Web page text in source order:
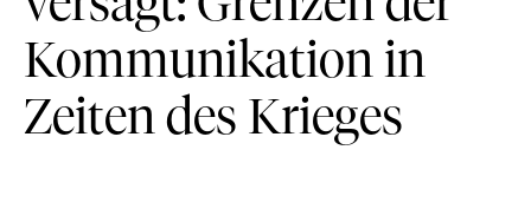
Kommunikation in
Zeiten des Krieges